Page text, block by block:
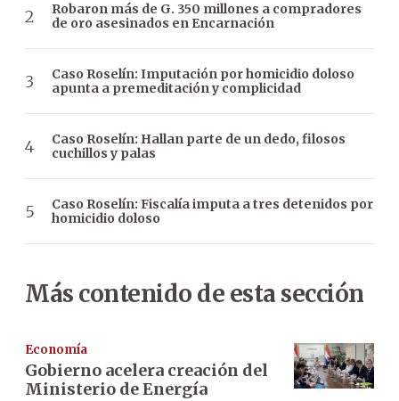
Robaron más de G. 350 millones a compradores
de oro asesinados en Encarnación
Caso Roselín: Imputación por homicidio doloso
apunta a premeditación y complicidad
Caso Roselín: Hallan parte de un dedo, filosos
cuchillos y palas
Caso Roselín: Fiscalía imputa a tres detenidos por
homicidio doloso
Más contenido de esta sección
Economía
Gobierno acelera creación del
Ministerio de Energía